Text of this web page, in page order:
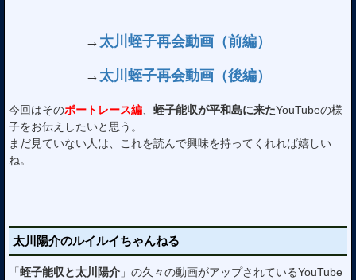
→ 太川蛭子再会動画（前編）
→ 太川蛭子再会動画（後編）
今回はそのボートレース編、 蛭子能収が平和島に来たYouTubeの様
子をお伝えしたいと思う。
まだ見ていない人は、これを読んで興味を持ってくれれば嬉しい
ね。
太川陽介のルイルイちゃんねる
「蛭子能収と太川陽介 」の久々の動画がアップされているYouTube